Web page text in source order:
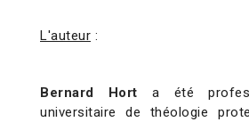
L'auteur :
Bernard Hort a été
universitaire de théologie